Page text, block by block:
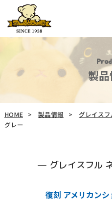
製
HOME 製品情報 グレイスフ
グレー
グレイスフル
復刻 アメリカン